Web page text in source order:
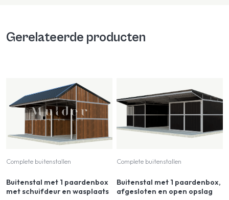
Gerelateerde producten
Complete buitenstallen
Buitenstal met 1 paardenbox
met schuifdeur en wasplaats
Complete buitenstallen
Buitenstal met 1 paardenbox,
afgesloten en open opslag